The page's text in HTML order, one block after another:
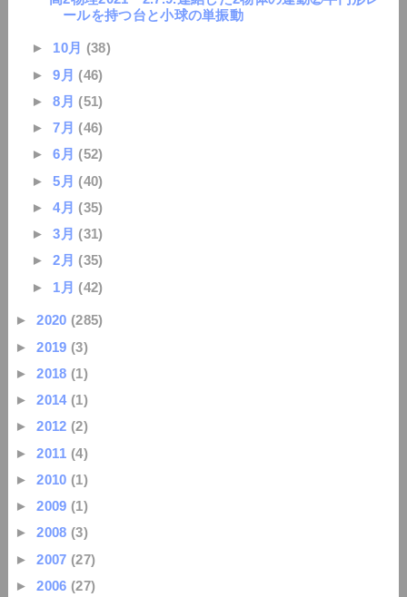
ールを持つ台と小球の単振動
► 10月 (38)
►9月 (46)
►8月 (51)
►7月 (46)
►6月 (52)
►5月 (40)
►4月 (35)
►3月 (31)
►2月 (35)
► 1月 (42)
►2020 (285)
►2019 (3)
►2018 (1)
►2014 (1)
►2012 (2)
►2011 (4)
►2010 (1)
►2009 (1)
►2008 (3)
►2007 (27)
►2006 (27)